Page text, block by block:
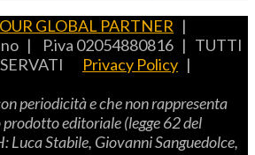
GLOBAL PARTNER |
| P.iva 02054880816 | TUTTI
Privacy Policy |
periodicità e che non rappresenta
editoriale (legge 62 del
LucaStabile, GiovanniSanguedolce,